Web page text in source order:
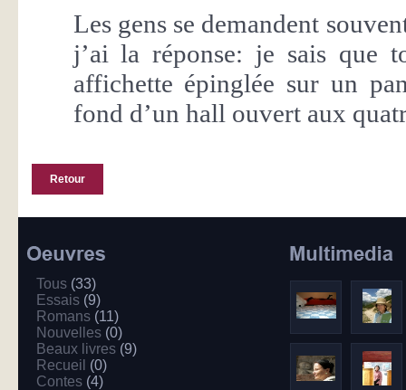
Les gens se demandent
j’ai la réponse: je sais que
affichette épinglée sur un
fond d’un hall ouvert aux
Retour
Tous (33)
Essais (9)
Romans (11)
Nouvelles (0)
Beaux livres (9)
Recueil (0)
Contes (4)